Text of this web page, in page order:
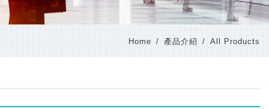
Home 產品介紹 All Products